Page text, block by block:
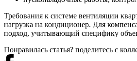
Требования к системе вентиляции
нагрузка на кондиционер. Для
подход, учитывающий специфику
Понравилась статья? поделитесь с